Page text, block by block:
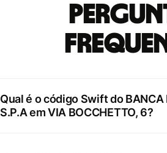
Qual é o código Swift do BANCA
S.P.A em VIA BOCCHETTO, 6?